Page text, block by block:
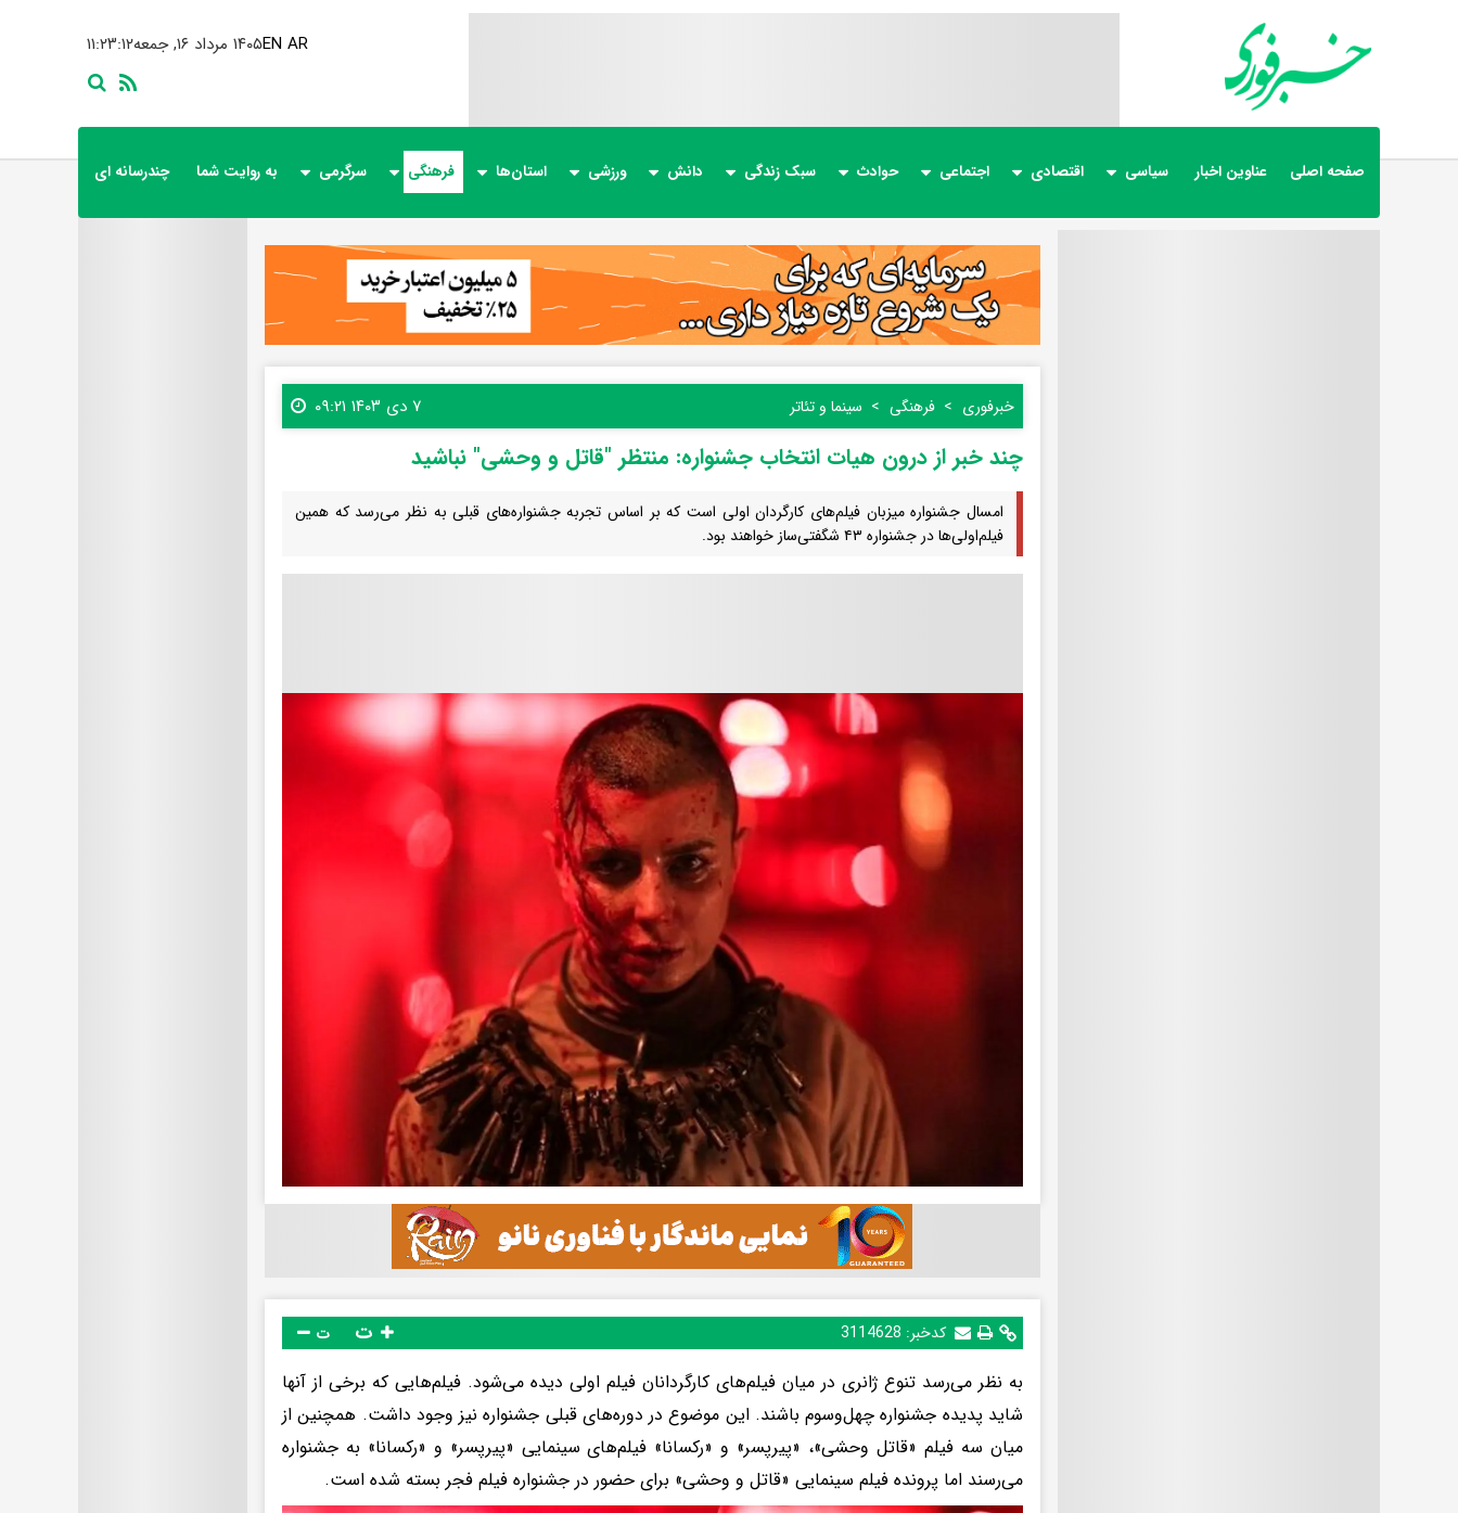
۱۱:۲۳:۱۴ ۱۴۰۵ مرداد ۱۶, جمعهEN AR
صفحه اصلی عناوین اخبار سیاسی اقتصادی اجتماعی حوادث سبک زندگی دانش ورزشی استان‌ها فرهنگی سرگرمی به روایت شما چندرسانه ای
خبرفوری فرهنگی سینما و تئاتر ۷ دی ۱۴۰۳ ۰۹:۲۱
چند خبر از درون هیات انتخاب جشنواره: منتظر "قاتل و وحشی" نباشید
امسال جشنواره میزبان فیلم‌های کارگردان اولی است که بر اساس تجربه‌ جشنواره‌های قبلی به نظر می‌رسد که همین
فیلم‌اولی‌ها در جشنواره ۴۳ شگفتی‌ساز خواهند بود.
کدخبر: 3114628 ت
به نظر می‌رسد تنوع ژانری در میان فیلم‌های کارگردانان فیلم اولی دیده می‌شود. فیلم‌هایی که برخی از آنها
شاید پدیده جشنواره چهل‌وسوم باشند. این موضوع در دوره‌های قبلی جشنواره نیز وجود داشت. همچنین از
میان سه فیلم «قاتل وحشی»، «پیرپسر» و «رکسانا» فیلم‌های سینمایی «پیرپسر» و «رکسانا» به جشنواره
می‌رسند اما پرونده فیلم سینمایی «قاتل و وحشی» برای حضور در جشنواره فیلم فجر بسته شده است.